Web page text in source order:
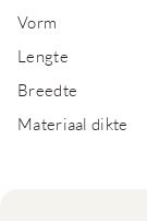
Vorm
Lengte
Breedte
Materiaal dikte